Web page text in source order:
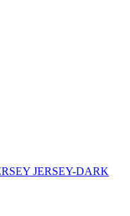
JERSEY-DARK